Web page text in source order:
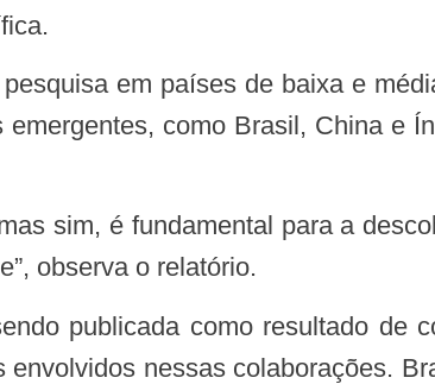
como Brasil, China e
observa o relatório.
nessas colaborações.